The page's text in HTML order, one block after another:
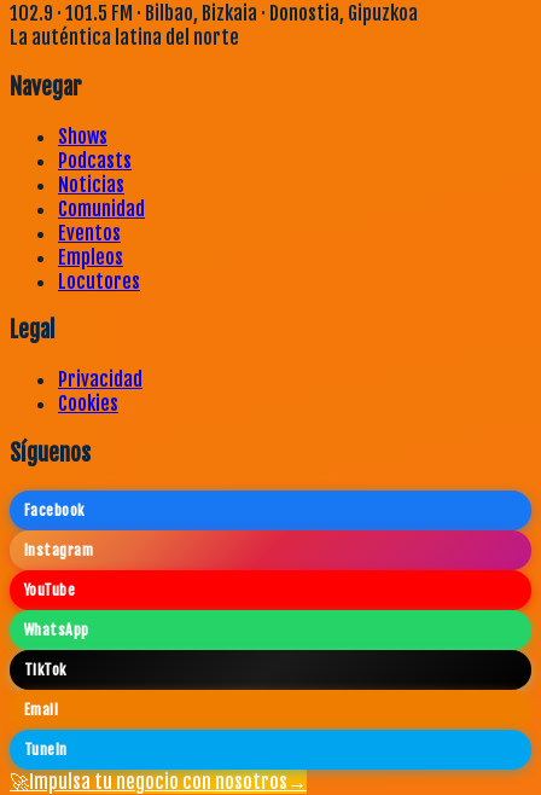
102.9 · 101.5 FM · Bilbao, Bizkaia · Donostia, Gipuzkoa
La auténtica latina del norte
Navegar
Shows
Podcasts
Noticias
Comunidad
Eventos
Empleos
Locutores
Legal
Privacidad
Cookies
Síguenos
Facebook
Instagram
YouTube
WhatsApp
TikTok
Email
TuneIn
🚀Impulsa tu negocio con nosotros→